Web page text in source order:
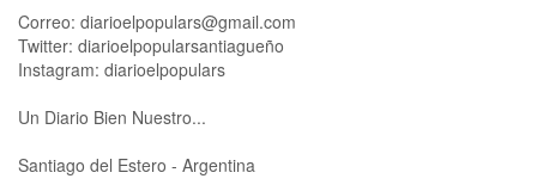
Correo: diarioelpopulars@gmail.com
Twitter: diarioelpopularsantiagueño
Instagram: diarioelpopulars
Un Diario Bien Nuestro...
Santiago del Estero - Argentina